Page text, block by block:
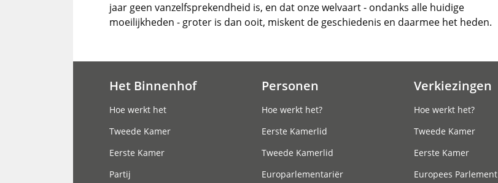
jaar geen vanzelfsprekendheid is, en dat onze welvaart - ondanks alle huidige
moeilijkheden - groter is dan ooit, miskent de geschiedenis en daarmee het heden.
Het Binnenhof
Hoe werkt het
Tweede Kamer
Eerste Kamer
Partij
Personen
Hoe werkt het?
Eerste Kamerlid
Tweede Kamerlid
Europarlementariër
Verkiezingen
Hoe werkt het?
Tweede Kamer
Eerste Kamer
Europees Parlement